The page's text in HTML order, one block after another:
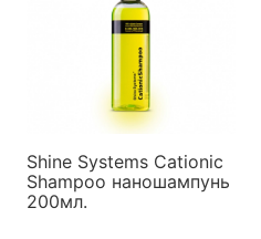
Shine Systems Cationic
Shampoo наношампунь
200мл.